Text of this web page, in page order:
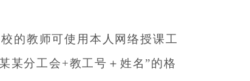
的教师可使用 本人 网络授课工
某某分工会+教工号＋ 姓名”的格